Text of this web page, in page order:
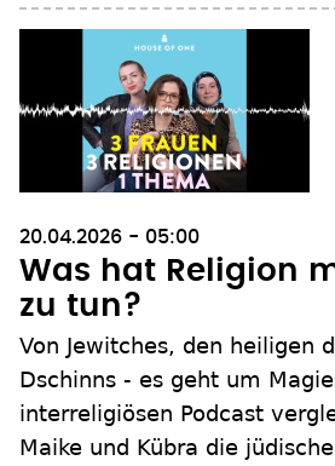
20.04.2026 - 05:00
Was hat Religion
zu tun?
Von Jewitches, den heiligen
Dschinns - es geht um
interreligiösen Podcast
Maike und Kübra die